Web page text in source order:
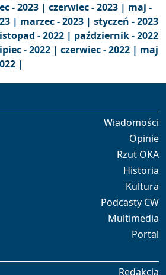
- 2023 | czerwiec - 2023 | maj -
| marzec - 2023 | styczeń - 2023
- 2022 | październik - 2022
- 2022 | czerwiec - 2022 | maj
|
Wiadomości
Opinie
Rzut OKA
Historia
Kultura
Podcasty CW
Multimedia
Portal
Redakcja